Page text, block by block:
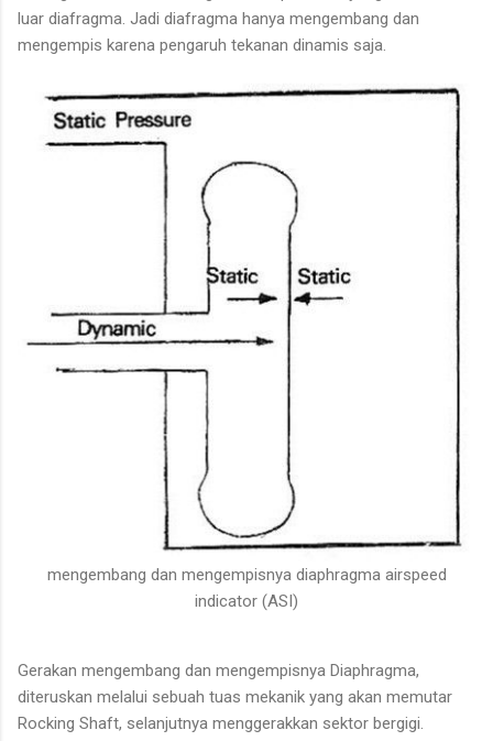
luar diafragma. Jadi diafragma hanya mengembang dan
mengempis karena pengaruh tekanan dinamis saja.
mengembang dan mengempisnya diaphragma airspeed
indicator (ASI)
Gerakan mengembang dan mengempisnya Diaphragma,
diteruskan melalui sebuah tuas mekanik yang akan memutar
Rocking Shaft, selanjutnya menggerakkan sektor bergigi.